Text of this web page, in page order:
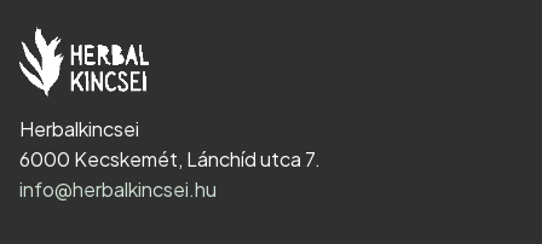
Herbalkincsei
6000 Kecskemét, Lánchíd utca 7.
info@herbalkincsei.hu